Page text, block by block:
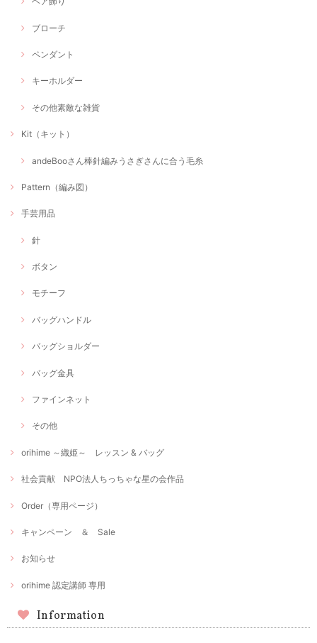
ブローチ
ペンダント
キーホルダー
その他素敵な雑貨
Kit（キット）
andeBooさん棒針編みうさぎさんに合う毛糸
Pattern（編み図）
手芸用品
針
ボタン
モチーフ
バッグハンドル
バッグショルダー
バッグ金具
ファインネット
その他
orihime ～織姫～ レッスン & バッグ
社会貢献 NPO法人ちっちゃな星の会作品
Order（専用ページ）
キャンペーン ＆ Sale
お知らせ
orihime 認定講師 専用
Information